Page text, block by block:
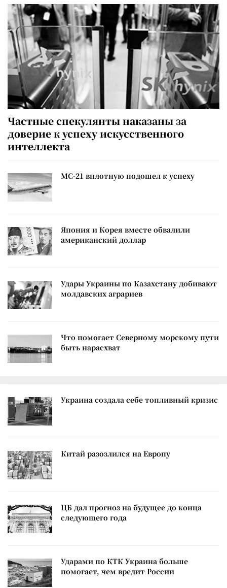
Частные спекулянты наказаны за
доверие к успеху искусственного
интеллекта
МС-21 вплотную подошел к успеху
Япония и Корея вместе обвалили
американский доллар
Удары Украины по Казахстану добивают
молдавских аграриев
Что помогает Северному морскому пути
быть нарасхват
Украина создала себе топливный кризис
Китай разозлился на Европу
ЦБ дал прогноз на будущее до конца
следующего года
Ударами по КТК Украина больше
помогает, чем вредит России